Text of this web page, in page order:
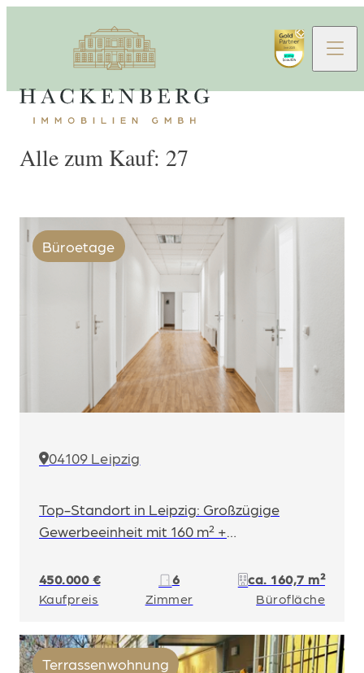
Alle zum Kauf: 27
Büroetage
04109 Leipzig
Top-Standort in Leipzig: Großzügige
Gewerbeeinheit mit 160 m² +
450.000 €
Kaufpreis
6
Zimmer
ca. 160,7 m²
Bürofläche
Terrassenwohnung